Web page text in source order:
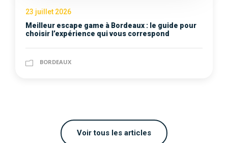
23 juillet 2026
Meilleur escape game à Bordeaux : le guide pour
choisir l’expérience qui vous correspond
BORDEAUX
Voir tous les articles